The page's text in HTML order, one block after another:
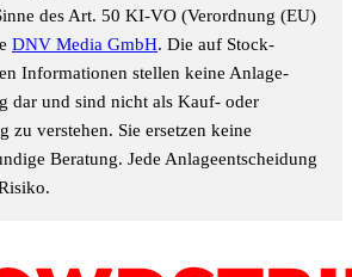
des Art. 50 KI-VO (Verordnung (EU)
DNV Media GmbH. Die auf Stock-
Informationen stellen keine Anlage-
dar und sind nicht als Kauf- oder
zu verstehen. Sie ersetzen keine
Beratung. Jede Anlageentscheidung